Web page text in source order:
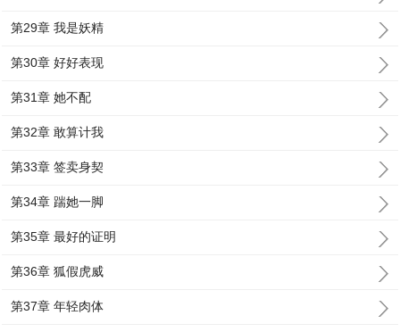
第29章 我是妖精
第30章 好好表现
第31章 她不配
第32章 敢算计我
第33章 签卖身契
第34章 踹她一脚
第35章 最好的证明
第36章 狐假虎威
第37章 年轻肉体